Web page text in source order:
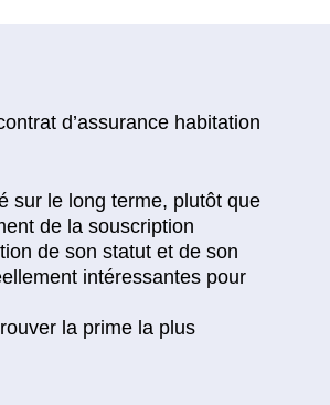
d’assurance habitation